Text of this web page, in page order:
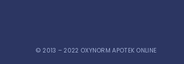
© 2013 – 2022 OXYNORM APOTEK ONLINE